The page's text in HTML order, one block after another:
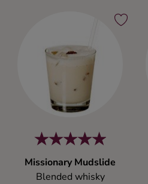
Missionary Mudslide
Blended whisky